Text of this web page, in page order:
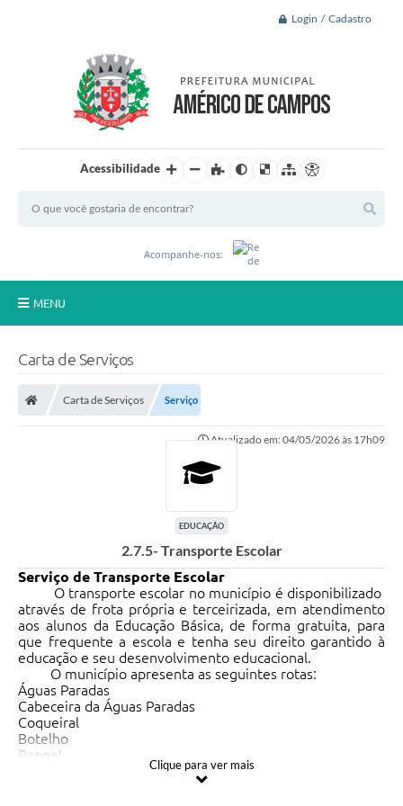
Login / Cadastro
Acessibilidade
Acompanhe-nos:
MENU
PUBLICIDADE DOS AGENDAMENTOS DOS CENTROS
COMUNITÁRIOS
Audiências Públicas
Prestação de Contas
Estrutura Administrativa e Competências
Carta de Serviços
e-SIC
Carta de Serviços
Carta de Serviços Serviço
Atualizado em: 04/05/2026 às 17h09
EDUCAÇÃO
2.7.5- Transporte Escolar
Serviço de Transporte Escolar
O transporte escolar no município é disponibilizado
através de frota própria e terceirizada, em atendimento
aos alunos da Educação Básica, de forma gratuita, para
que frequente a escola e tenha seu direito garantido à
educação e seu desenvolvimento educacional.
O município apresenta as seguintes rotas:
Águas Paradas
Cabeceira da Águas Paradas
Coqueiral
Botelho
Rangel
Clique para ver mais